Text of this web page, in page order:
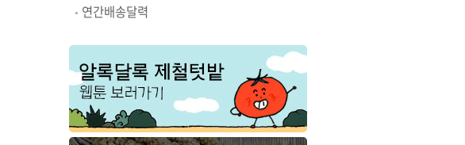
연간배송달력